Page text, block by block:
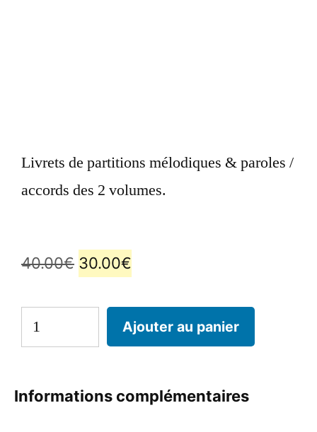
Livrets de partitions mélodiques & paroles /
accords des 2 volumes.
40.00€ 30.00€
Ajouter au panier
Informations complémentaires